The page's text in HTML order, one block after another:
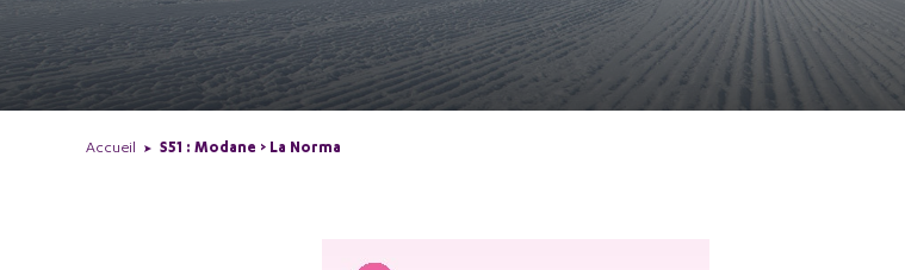
Accueil S51 : Modane > La Norma